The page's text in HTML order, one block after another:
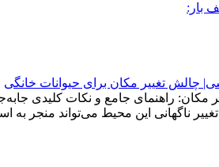
بار:
چالش تغییر مکان برای حیوانات خانگی
مکان: راهنمای جامع و نکات کلیدی
تغییر ناگهانی این محیط می‌تواند